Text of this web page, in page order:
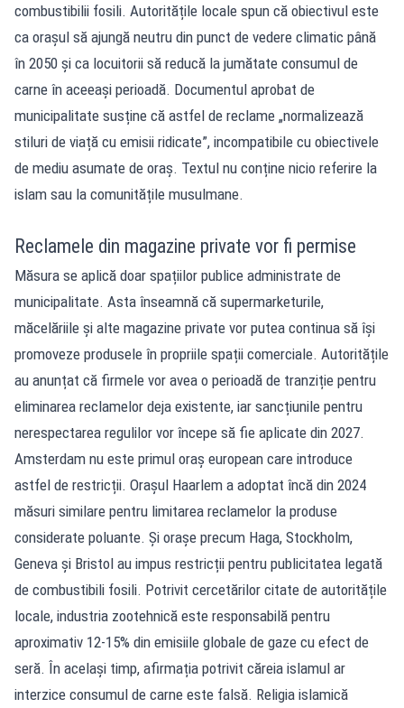
combustibilii fosili. Autoritățile locale spun că obiectivul este
ca orașul să ajungă neutru din punct de vedere climatic până
în 2050 și ca locuitorii să reducă la jumătate consumul de
carne în aceeași perioadă. Documentul aprobat de
municipalitate susține că astfel de reclame „normalizează
stiluri de viață cu emisii ridicate”, incompatibile cu obiectivele
de mediu asumate de oraș. Textul nu conține nicio referire la
islam sau la comunitățile musulmane.
Reclamele din magazine private vor fi permise
Măsura se aplică doar spațiilor publice administrate de
municipalitate. Asta înseamnă că supermarketurile,
măcelăriile și alte magazine private vor putea continua să își
promoveze produsele în propriile spații comerciale. Autoritățile
au anunțat că firmele vor avea o perioadă de tranziție pentru
eliminarea reclamelor deja existente, iar sancțiunile pentru
nerespectarea regulilor vor începe să fie aplicate din 2027.
Amsterdam nu este primul oraș european care introduce
astfel de restricții. Orașul Haarlem a adoptat încă din 2024
măsuri similare pentru limitarea reclamelor la produse
considerate poluante. Și orașe precum Haga, Stockholm,
Geneva și Bristol au impus restricții pentru publicitatea legată
de combustibili fosili. Potrivit cercetărilor citate de autoritățile
locale, industria zootehnică este responsabilă pentru
aproximativ 12-15% din emisiile globale de gaze cu efect de
seră. În același timp, afirmația potrivit căreia islamul ar
interzice consumul de carne este falsă. Religia islamică